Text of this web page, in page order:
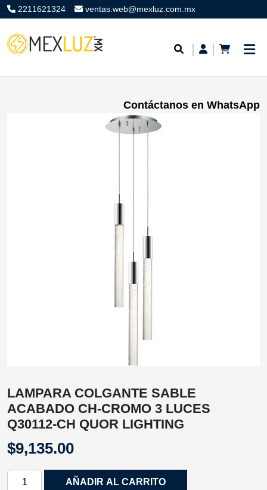
2211621324 ventas.web@mexluz.com.mx
Contáctanos en WhatsApp
LAMPARA COLGANTE SABLE
ACABADO CH-CROMO 3 LUCES
Q30112-CH QUOR LIGHTING
$9,135.00
LAMPARA
AÑADIR AL CARRITO